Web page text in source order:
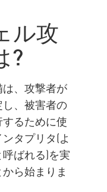
解する
ル攻
?
、攻撃者が
、被害者の
るために使
タプリタ(よ
ばれる)を実
ら始まりま